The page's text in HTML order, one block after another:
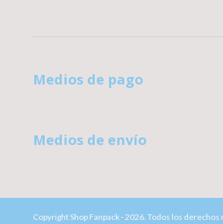
Medios de pago
Medios de envío
Copyright Shop Fanpack - 2026. Todos los derechos